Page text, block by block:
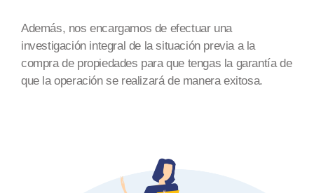
Además, nos encargamos de efectuar una
investigación integral de la situación previa a la
compra de propiedades para que tengas la garantía de
que la operación se realizaráde manera exitosa.